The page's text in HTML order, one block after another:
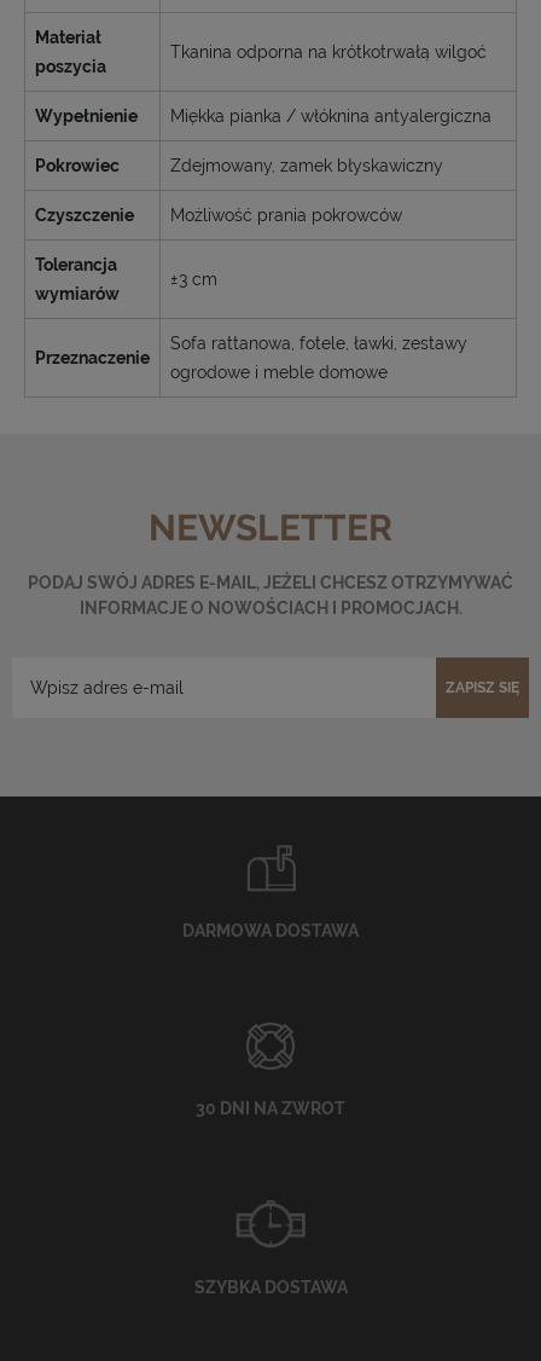
Materiał
poszycia
Tkanina odporna na krótkotrwałą wilgoć
Wypełnienie Miękka pianka / włóknina antyalergiczna
Pokrowiec Zdejmowany, zamek błyskawiczny
Czyszczenie Możliwość prania pokrowców
Tolerancja
wymiarów
±3 cm
Przeznaczenie
Sofa rattanowa, fotele, ławki, zestawy
ogrodowe i meble domowe
NEWSLETTER
PODAJ SWÓJ ADRES E-MAIL, JEŻELI CHCESZ OTRZYMYWAĆ
INFORMACJE O NOWOŚCIACH I PROMOCJACH.
ZAPISZ SIĘ
DARMOWA DOSTAWA
30 DNI NA ZWROT
SZYBKA DOSTAWA